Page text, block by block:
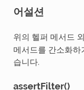
어설션
위의 헬퍼 메서드
메서드를 간소화하
습니다.
assertFilter()